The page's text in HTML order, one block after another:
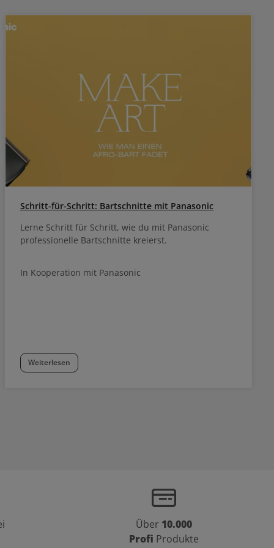
Schritt-für-Schritt: Bartschnitte mit Panasonic
Lerne Schritt für Schritt, wie du mit Panasonic
professionelle Bartschnitte kreierst.
In Kooperation mit Panasonic
Weiterlesen
Über 10.000
Profi Produkte